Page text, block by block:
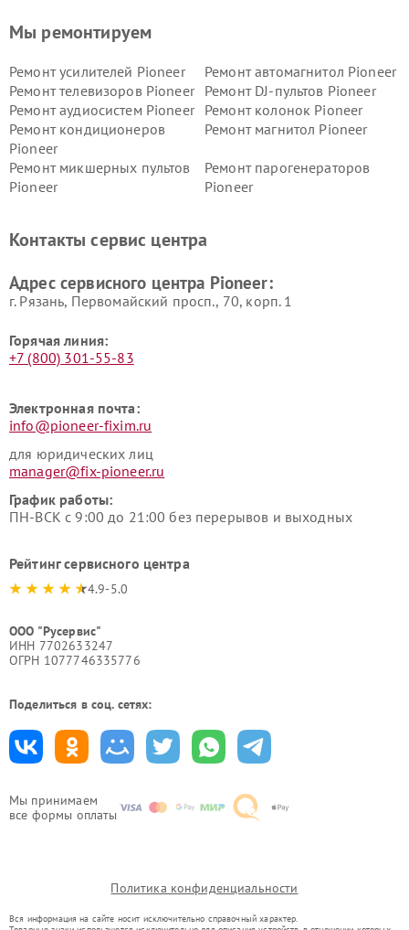
Мы принимаем
все формы оплаты
Мы ремонтируем
Ремонт усилителей Pioneer
Ремонт автомагнитол Pioneer
Ремонт телевизоров Pioneer
Ремонт DJ-пультов Pioneer
Ремонт аудиосистем Pioneer
Ремонт колонок Pioneer
Ремонт кондиционеров
Pioneer
Ремонт магнитол Pioneer
Ремонт микшерных пультов
Pioneer
Ремонт парогенераторов
Pioneer
Контакты сервис центра
Адрес сервисного центра Pioneer:
г. Рязань, Первомайский просп., 70, корп. 1
Горячая линия:
+7 (800) 301-55-83
Электронная почта:
info@pioneer-fixim.ru
для юридических лиц
manager@fix-pioneer.ru
График работы:
ПН-ВСК с 9:00 до 21:00 без перерывов и выходных
Рейтинг сервисного центра
4.9-5.0
ООО "Русервис"
ИНН 7702633247
ОГРН 1077746335776
Поделиться в соц. сетях:
Политика конфиденциальности
Вся информация на сайте носит исключительно справочный характер.